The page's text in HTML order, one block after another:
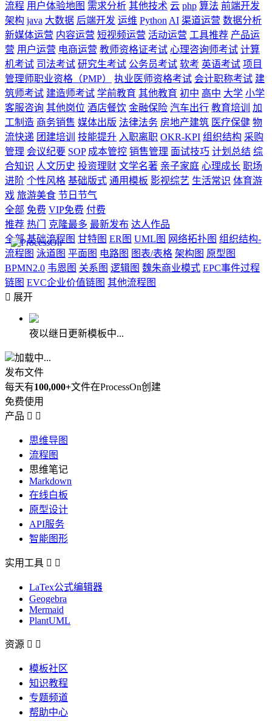
流程 用户体验地图 需求分析 其他技术 云 php 算法 前端开发
架构 java 大数据 后端开发 运维 Python AI 渠道运营 数据分析
新媒体运营 内容运营 短视频运营 活动运营 工具推荐 产品运
营 用户运营 电商运营 教师资格证考试 心理咨询师考试 计算
机考试 司法考试 研究生考试 公务员考试 软考 英语考试 项目
管理师职业资格（PMP）
执业医师资格考试 会计职称考试 建
筑师考试 建造师考试 学前教育 其他教育 初中 高中 大学 小学
客服咨询 其他岗位 酒店餐饮 金融保险 汽车出行 教育培训
加
工制造 商务销售 媒体出版 法律法务 房地产建筑 医疗保健 物
流快递 团建培训 技能提升 入职离职 OKR-KPI 组织结构 采购
管理 会议纪要 SOP 成本管控 销售管理 面试技巧 计划总结 综
合知识 人文历史 投资理财 文学名著 亲子家庭 心理成长 职场
进阶 个性风格 基础版式 通用模板 影视综艺 生活常识 体育游
戏 旅游美食 节日节气
全部 免费 VIP免费 付费
推荐 热门 克隆最多 最新发布 达人作品
全部 基础流程图 甘特图 ER图 UML图 网络拓扑图 组织结构-
流程图 泳道图 平面图 电路图 图表/表格 架构图 原型图
BPMN2.0 韦恩图 关系图 逻辑图 魏朱商业模式 EPC事件过程
链图 EVC企业价值链图 其他流程图
 展开
夜以继日更新模板中...
加载中...
发布文件
每天有100,000+文件在ProcessOn创建
免费使用
产品  
思维导图
流程图
思维笔记
Markdown
在线白板
原型设计
API服务
智能图形
实用工具  
LaTex公式编辑器
Geogebra
Mermaid
PlantUML
资源  
模板社区
知识教程
专题频道
帮助中心